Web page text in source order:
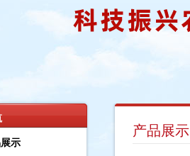
示
产品展示